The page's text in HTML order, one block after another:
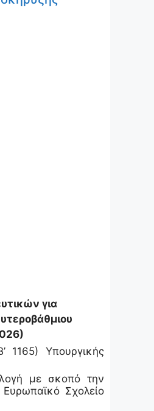
για
1165) Υπουργικής
με σκοπό την
Σχολείο